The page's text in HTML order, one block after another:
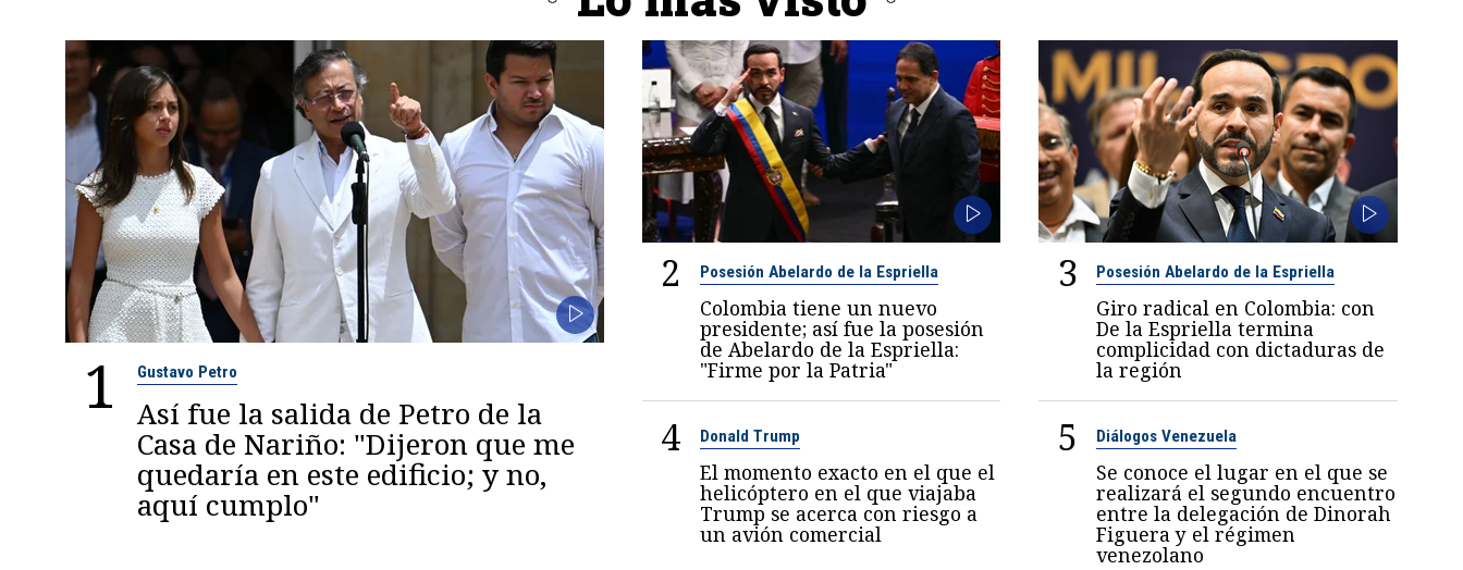
1 Gustavo Petro
Así fue la salida de Petro de la
Casa de Nariño: "Dijeron que me
quedaría en este edificio; y no,
aquí cumplo"
2 Posesión Abelardo de la Espriella
Colombia tiene un nuevo
presidente; así fue la posesión
de Abelardo de la Espriella:
"Firme por la Patria"
3 Posesión Abelardo de la Espriella
Giro radical en Colombia: con
De la Espriella termina
complicidad con dictaduras de
la región
4 Donald Trump
El momento exacto en el que el
helicóptero en el que viajaba
Trump se acerca con riesgo a
un avión comercial
5 Diálogos Venezuela
Se conoce el lugar en el que se
realizará el segundo encuentro
entre la delegación de Dinorah
Figuera y el régimen
venezolano